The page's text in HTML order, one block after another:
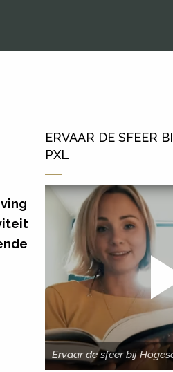
ERVAAR DE SFEER
PXL
Ervaar de sfeer bij